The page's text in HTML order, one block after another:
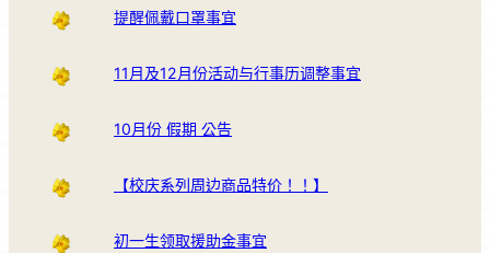
提醒佩戴口罩事宜
11月及12月份活动与行事历调整事宜
10月份 假期 公告
【校庆系列周边商品特价！！】
初一生领取援助金事宜